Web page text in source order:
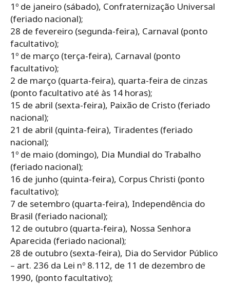
1º de janeiro (sábado), Confraternização Universal
(feriado nacional);
28 de fevereiro (segunda-feira), Carnaval (ponto
facultativo);
1º de março (terça-feira), Carnaval (ponto
facultativo);
2 de março (quarta-feira), quarta-feira de cinzas
(ponto facultativo até às 14 horas);
15 de abril (sexta-feira), Paixão de Cristo (feriado
nacional);
21 de abril (quinta-feira), Tiradentes (feriado
nacional);
1º de maio (domingo), Dia Mundial do Trabalho
(feriado nacional);
16 de junho (quinta-feira), Corpus Christi (ponto
facultativo);
7 de setembro (quarta-feira), Independência do
Brasil (feriado nacional);
12 de outubro (quarta-feira), Nossa Senhora
Aparecida (feriado nacional);
28 de outubro (sexta-feira), Dia do Servidor Público
– art. 236 da Lei nº 8.112, de 11 de dezembro de
1990, (ponto facultativo);